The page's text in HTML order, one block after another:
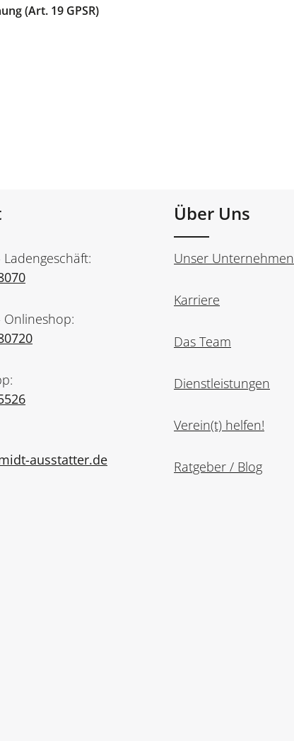
(Art. 19 GPSR)
Onlineshop:
ausstatter.de
Über Uns
Unser Unternehmen
Karriere
Das Team
Dienstleistungen
Verein(t) helfen!
Ratgeber / Blog